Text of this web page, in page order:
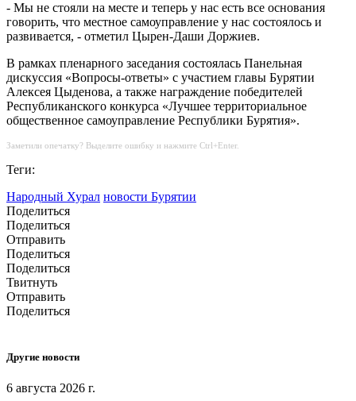
- Мы не стояли на месте и теперь у нас есть все основания
говорить, что местное самоуправление у нас состоялось и
развивается, - отметил Цырен-Даши Доржиев.
В рамках пленарного заседания состоялась Панельная
дискуссия «Вопросы-ответы» с участием главы Бурятии
Алексея Цыденова, а также награждение победителей
Республиканского конкурса «Лучшее территориальное
общественное самоуправление Республики Бурятия».
Заметили опечатку? Выделите ошибку и нажмите Ctrl+Enter.
Теги:
Народный Хурал новости Бурятии
Поделиться
Поделиться
Отправить
Поделиться
Поделиться
Твитнуть
Отправить
Поделиться
Другие новости
6 августа 2026 г.